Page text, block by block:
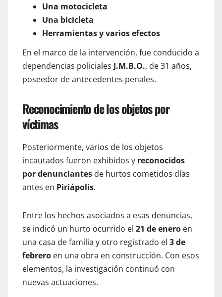
Una motocicleta
Una bicicleta
Herramientas y varios efectos
En el marco de la intervención, fue conducido a
dependencias policiales J.M.B.O., de 31 años,
poseedor de antecedentes penales.
Reconocimiento de los objetos por
víctimas
Posteriormente, varios de los objetos
incautados fueron exhibidos y reconocidos
por denunciantes de hurtos cometidos días
antes en Piriápolis.
Entre los hechos asociados a esas denuncias,
se indicó un hurto ocurrido el 21 de enero en
una casa de familia y otro registrado el 3 de
febrero en una obra en construcción. Con esos
elementos, la investigación continuó con
nuevas actuaciones.